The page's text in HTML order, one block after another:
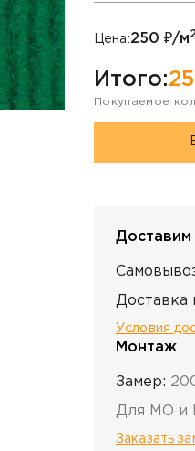
Цена:250 ₽/м2
Итого:
Покупаемое
Доставим
Доставка
Условия
Монтаж
Замер:
Для МО и
Заказать